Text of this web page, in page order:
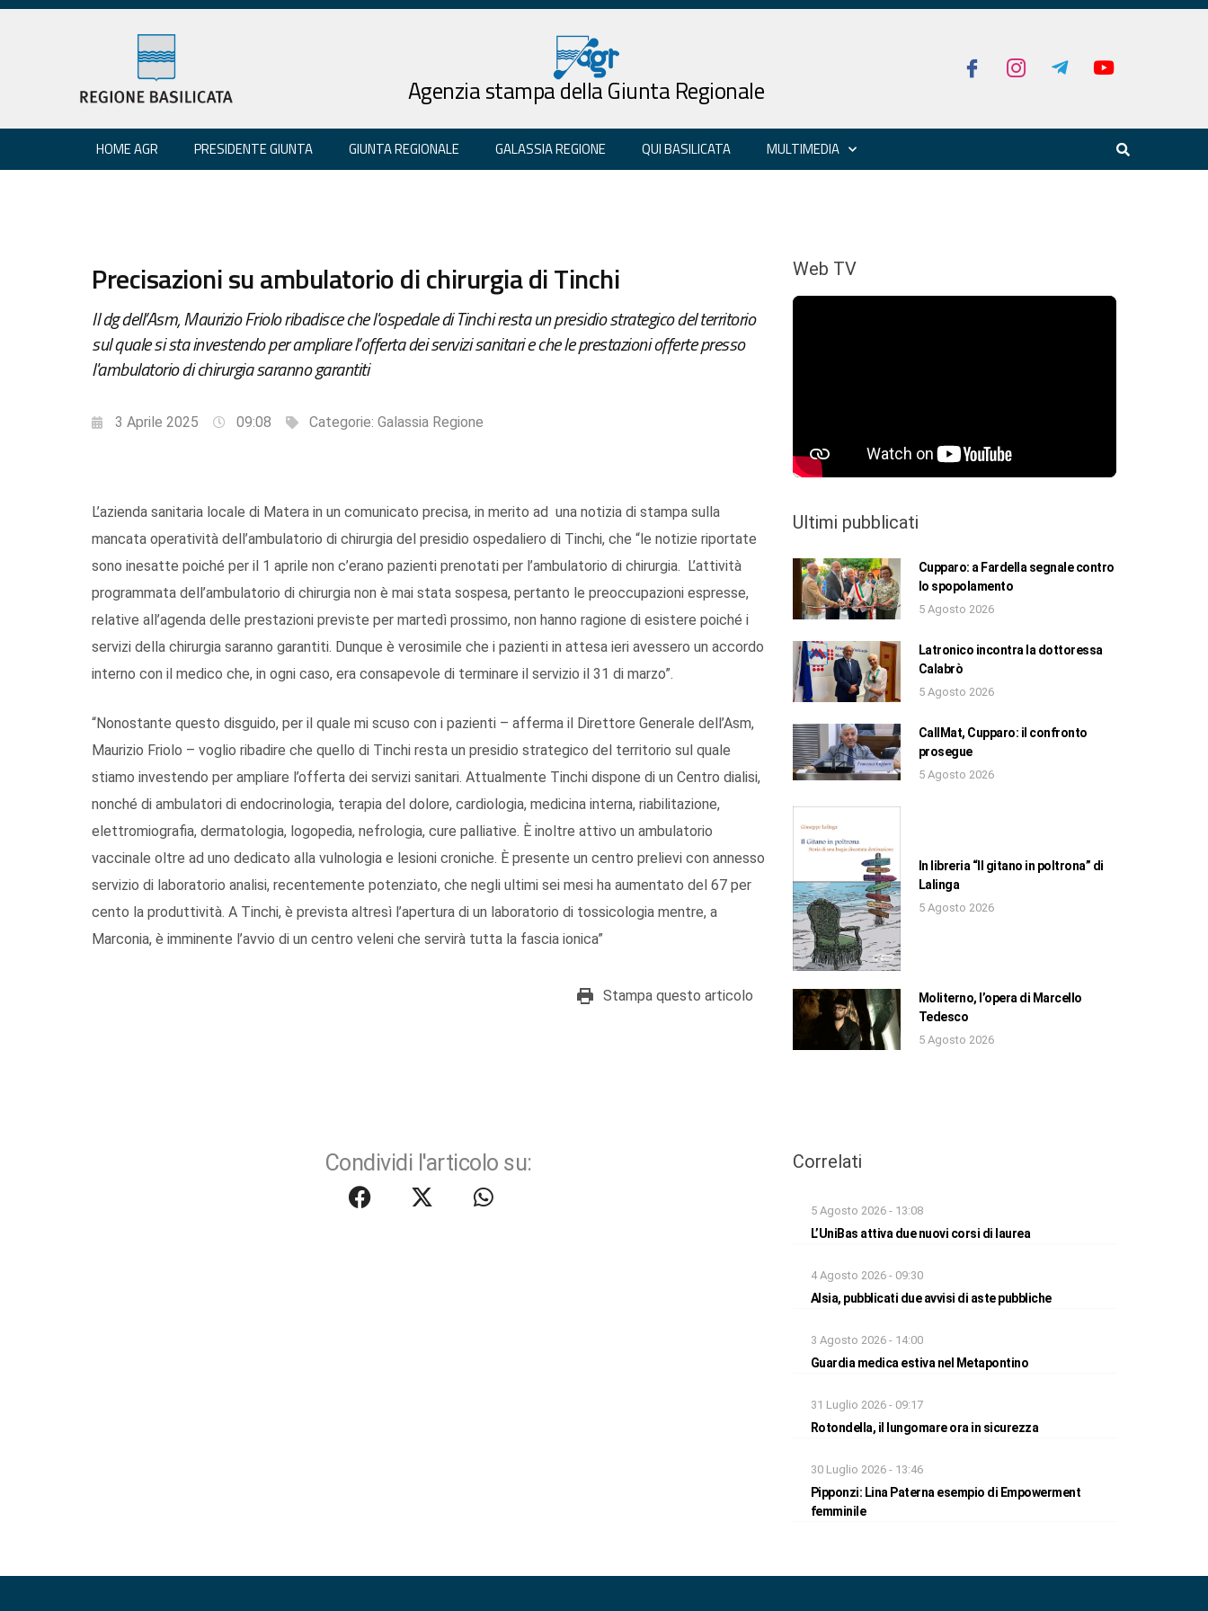
Agenzia stampa della Giunta Regionale
HOME AGR PRESIDENTE GIUNTA GIUNTA REGIONALE GALASSIA REGIONE QUI BASILICATA MULTIMEDIA
Precisazioni su ambulatorio di chirurgia di Tinchi
Il dg dell’Asm, Maurizio Friolo ribadisce che l'ospedale di Tinchi resta un presidio strategico del territorio
sul quale si sta investendo per ampliare l’offerta dei servizi sanitari e che le prestazioni offerte presso
l'ambulatorio di chirurgia saranno garantiti
3 Aprile 2025 09:08 Categorie: Galassia Regione
L’azienda sanitaria locale di Matera in un comunicato precisa, in merito ad una notizia di stampa sulla
mancata operatività dell’ambulatorio di chirurgia del presidio ospedaliero di Tinchi, che “le notizie riportate
sono inesatte poiché per il 1 aprile non c’erano pazienti prenotati per l’ambulatorio di chirurgia. L’attività
programmata dell’ambulatorio di chirurgia non è mai stata sospesa, pertanto le preoccupazioni espresse,
relative all’agenda delle prestazioni previste per martedì prossimo, non hanno ragione di esistere poiché i
servizi della chirurgia saranno garantiti. Dunque è verosimile che i pazienti in attesa ieri avessero un accordo
interno con il medico che, in ogni caso, era consapevole di terminare il servizio il 31 di marzo”.
“Nonostante questo disguido, per il quale mi scuso con i pazienti – afferma il Direttore Generale dell’Asm,
Maurizio Friolo – voglio ribadire che quello di Tinchi resta un presidio strategico del territorio sul quale
stiamo investendo per ampliare l’offerta dei servizi sanitari. Attualmente Tinchi dispone di un Centro dialisi,
nonché di ambulatori di endocrinologia, terapia del dolore, cardiologia, medicina interna, riabilitazione,
elettromiografia, dermatologia, logopedia, nefrologia, cure palliative. È inoltre attivo un ambulatorio
vaccinale oltre ad uno dedicato alla vulnologia e lesioni croniche. È presente un centro prelievi con annesso
servizio di laboratorio analisi, recentemente potenziato, che negli ultimi sei mesi ha aumentato del 67 per
cento la produttività. A Tinchi, è prevista altresì l’apertura di un laboratorio di tossicologia mentre, a
Marconia, è imminente l’avvio di un centro veleni che servirà tutta la fascia ionica”
Stampa questo articolo
Condividi l'articolo su:
Web TV
Ultimi pubblicati
Cupparo: a Fardella segnale contro
lo spopolamento
5 Agosto 2026
Latronico incontra la dottoressa
Calabrò
5 Agosto 2026
CallMat, Cupparo: il confronto
prosegue
5 Agosto 2026
In libreria “Il gitano in poltrona” di
Lalinga
5 Agosto 2026
Moliterno, l’opera di Marcello
Tedesco
5 Agosto 2026
Correlati
5 Agosto 2026 - 13:08
L’UniBas attiva due nuovi corsi di laurea
4 Agosto 2026 - 09:30
Alsia, pubblicati due avvisi di aste pubbliche
3 Agosto 2026 - 14:00
Guardia medica estiva nel Metapontino
31 Luglio 2026 - 09:17
Rotondella, il lungomare ora in sicurezza
30 Luglio 2026 - 13:46
Pipponzi: Lina Paterna esempio di Empowerment
femminile